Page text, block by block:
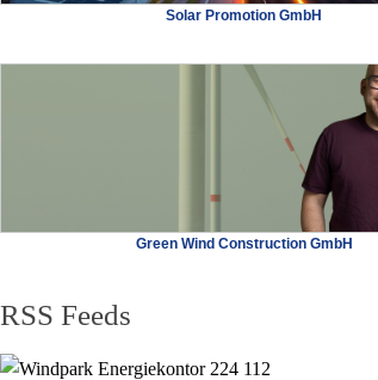
Solar Promotion GmbH
Green Wind Construction GmbH
RSS Feeds